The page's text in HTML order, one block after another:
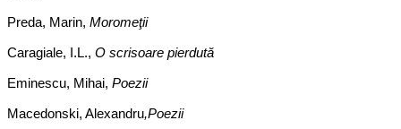
Preda, Marin, Moromeţii
Caragiale, I.L., O scrisoare pierdută
Eminescu, Mihai, Poezii
Macedonski, Alexandru,Poezii